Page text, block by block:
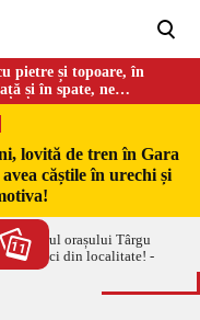
pietre și topoare, în
și în spate, ne
lovită de tren în Gara
căștile în urechi și
11